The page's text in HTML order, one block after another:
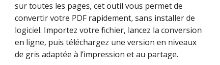
sur toutes les pages, cet outil vous permet de
convertir votre PDF rapidement, sans installer de
logiciel. Importez votre fichier, lancez la conversion
en ligne, puis téléchargez une version en niveaux
de gris adaptée à l’impression et au partage.